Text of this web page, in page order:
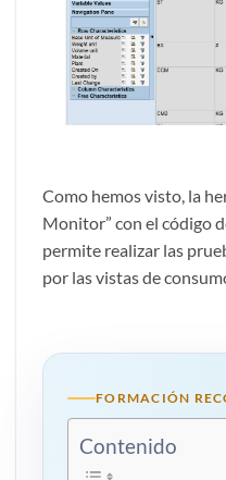
Como hemos visto, la
Monitor” con el código
permite realizar las
por las vistas de
FORMACIÓN
Contenido